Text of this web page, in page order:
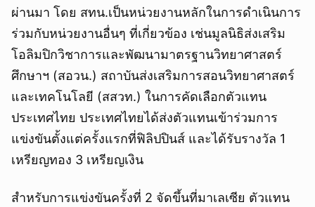
ผ่านมา โดย สทน.เป็นหน่วยงานหลักในการดำเนินการ
ร่วมกับหน่วยงานอื่นๆ ที่เกี่ยวข้อง เช่นมูลนิธิส่งเสริม
โอลิมปิกวิชาการและพัฒนามาตรฐานวิทยาศาสตร์
ศึกษาฯ (สอวน.) สถาบันส่งเสริมการสอนวิทยาศาสตร์
และเทคโนโลยี (สสวท.) ในการคัดเลือกตัวแทน
ประเทศไทย ประเทศไทยได้ส่งตัวแทนเข้าร่วมการ
แข่งขันตั้งแต่ครั้งแรกที่ฟิลิปปินส์ และได้รับรางวัล 1
เหรียญทอง 3 เหรียญเงิน
สำหรับการแข่งขันครั้งที่ 2 จัดขึ้นที่มาเลเซีย ตัวแทน